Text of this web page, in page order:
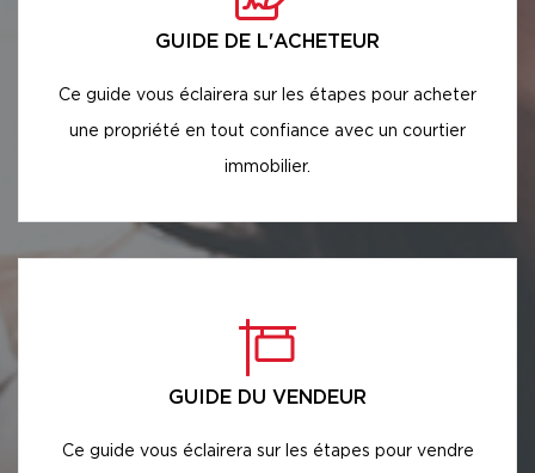
GUIDE DE L'ACHETEUR
Ce guide vous éclairera sur les étapes pour acheter
une propriété en tout confiance avec un courtier
immobilier.
GUIDE DU VENDEUR
Ce guide vous éclairera sur les étapes pour vendre